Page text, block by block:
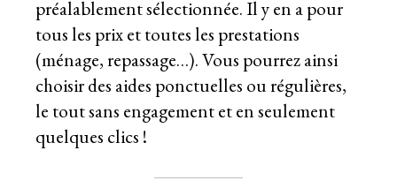
préalablement sélectionnée. Il y en a pour
tous les prix et toutes les prestations
(ménage, repassage…). Vous pourrez ainsi
choisir des aides ponctuelles ou régulières,
le tout sans engagement et en seulement
quelques clics !